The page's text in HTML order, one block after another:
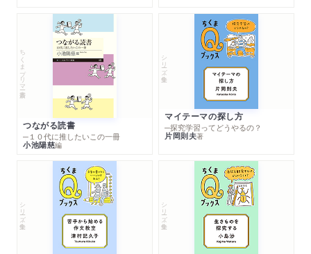
ちくまプリマー新書
つながる読書
─１０代に推したいこの一冊
小池陽慈編
シリーズ・全集
マイテーマの探し方
─探究学習ってどうやるの？
片岡則夫著
シリーズ・全集 シリーズ・全集